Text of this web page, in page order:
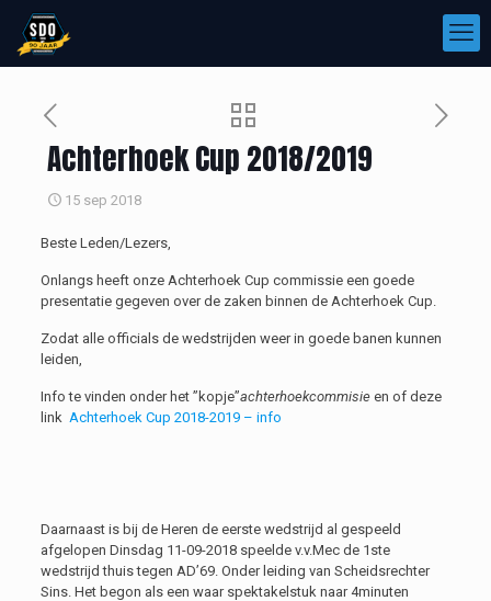
Achterhoek Cup 2018/2019
15 sep 2018
Beste Leden/Lezers,
Onlangs heeft onze Achterhoek Cup commissie een goede
presentatie gegeven over de zaken binnen de Achterhoek Cup.
Zodat alle officials de wedstrijden weer in goede banen kunnen
leiden,
Info te vinden onder het ”kopje”achterhoekcommisieen of deze
link Achterhoek Cup 2018-2019 – info
Daarnaast is bij de Heren de eerste wedstrijd al gespeeld
afgelopen Dinsdag 11-09-2018 speelde v.v.Mec de 1ste
wedstrijd thuis tegen AD’69. Onder leiding van Scheidsrechter
Sins. Het begon als een waar spektakelstuk naar 4minuten